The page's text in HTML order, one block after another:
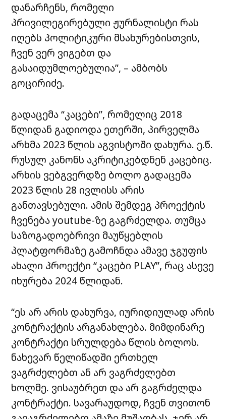
დანარჩენს, რომელი
პრივილეგირებული ჟურნალისტი რას
იღებს პოლიტიკური მსახურებისთვის,
ჩვენ ვერ ვიგებთ და
გასაიდუმლოებულია”, – ამბობს
გოცირიძე.
გადაცემა “კაცები”, რომელიც 2018
წლიდან გადიოდა ეთერში, პირველმა
არხმა 2023 წლის აგვისტოში დახურა. ე.წ.
რუსულ კანონს აკრიტიკებდნენ კაცებიც.
არხის ვებგვერდზე ბოლო გადაცემა
2023 წლის 28 ივლისს არის
განთავსებული. ამის შემდეგ პროექტის
ჩვენება youtube-ზე გაგრძელდა. თუმცა
საზოგადოებრივი მაუწყებლის
პლატფორმაზე გამოჩნდა ამავე ჯგუფის
ახალი პროექტი “კაცები PLAY”, რაც ასევე
იხურება 2024 წლიდან.
“ეს არ არის დახურვა, იურიდიულად არის
კონტრაქტის არგანახლება. მიმდინარე
კონტრაქტი სრულდება წლის ბოლოს.
ნახევარ წელიწადში ერთხელ
ვაგრძელებთ ან არ ვაგრძელებთ
ხოლმე. ვისაუბრეთ და არ გაგრძელდა
კონტრაქტი. სავარაუდოდ, ჩვენ თვითონ